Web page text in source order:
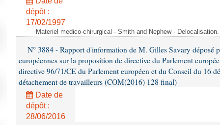
dépôt :
17/02/1997
Materiel medico-chirurgical - Smith and Nephew -
N° 3884 - Rapport d'information de M. Gilles Savary déposé
européennes sur la proposition de directive du Parlement
directive 96/71/CE du Parlement européen et du Conseil du 16
détachement de travailleurs (COM(2016) 128 final)
Date de
dépôt :
28/06/2016